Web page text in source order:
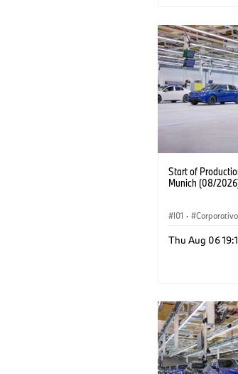
Start of
Munich (08/
I01 · Corporativo
Thu Aug 06